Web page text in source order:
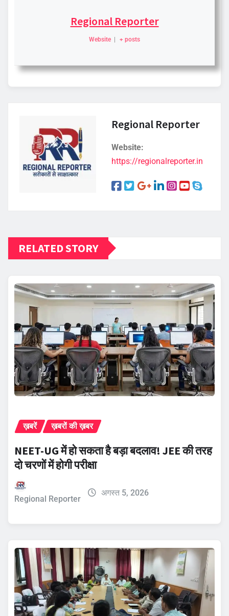
Regional Reporter
Website | + posts
Regional Reporter
Website:
https://regionalreporter.in
RELATED STORY
ख़बरें ख़बरों की ख़बर
NEET-UG में हो सकता है बड़ा बदलाव! JEE की तरह
दो चरणों में होगी परीक्षा
Regional Reporter
अगस्त 5, 2026